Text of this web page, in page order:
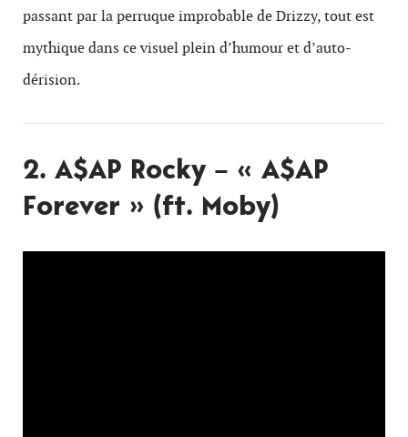
passant par la perruque improbable de Drizzy, tout est
mythique dans ce visuel plein d’humour et d’auto-
dérision.
2. A$AP Rocky – « A$AP
Forever » (ft. Moby)